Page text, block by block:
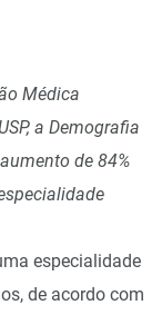
Médica
a Demografia
de 84%
especialidade
de acordo com